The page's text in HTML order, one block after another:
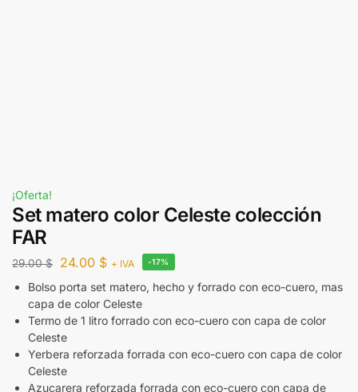
¡Oferta!
Set matero color Celeste colección
FAR
29.00$ 24.00 $ + IVA -17%
Bolso porta set matero, hecho y forrado con eco-cuero, mas
capa de color Celeste
Termo de 1 litro forrado con eco-cuero con capa de color
Celeste
Yerbera reforzada forrada con eco-cuero con capa de color
Celeste
Azucarera reforzada forrada con eco-cuero con capa de